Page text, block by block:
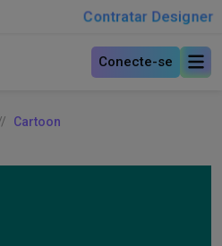
Contratar Designer
Conecte-se
Cartoon